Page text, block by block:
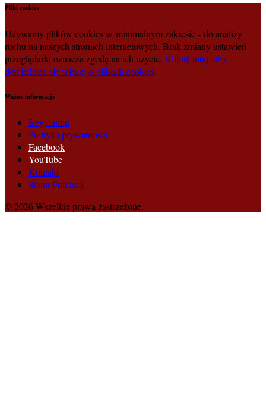
Pliki cookies
Używamy plików cookies w minimalnym zakresie - do analizy
ruchu na naszych stronach internetowych. Brak zmiany ustawień
przeglądarki oznacza zgodę na ich użycie. Kliknij tutaj, aby
dowiedzieć się więcej o plikach cookies.
Ważne informacje
Regulamin
Polityka prywatności
Facebook
YouTube
Kontakt
Statut Fundacji
© 2026 Wszelkie prawa zastrzeżone.